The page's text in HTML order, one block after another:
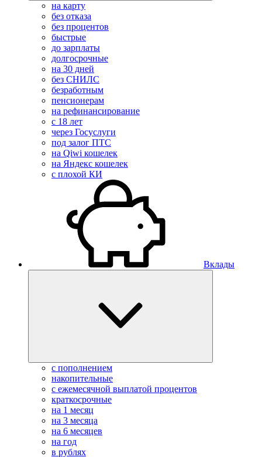
на карту
без отказа
без процентов
быстрые
до зарплаты
долгосрочные
на 30 дней
без СНИЛС
безработным
пенсионерам
на рефинансирование
с 18 лет
через Госуслуги
под залог ПТС
на Qiwi кошелек
на Яндекс кошелек
с плохой КИ
Вклады
с пополнением
накопительные
с ежемесячной выплатой процентов
краткосрочные
на 1 месяц
на 3 месяца
на 6 месяцев
на год
в рублях